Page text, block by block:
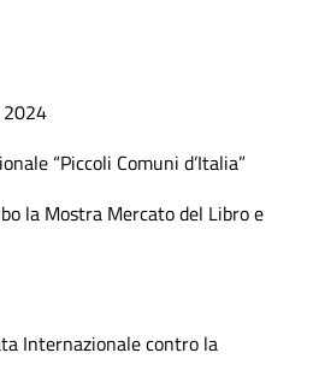
2024
“Piccoli Comuni d’Italia”
la Mostra Mercato del Libro e
Internazionale contro la